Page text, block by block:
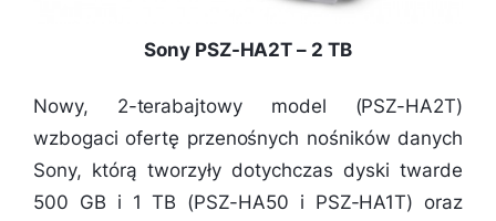
Sony PSZ-HA2T – 2 TB
Nowy, 2-terabajtowy model (PSZ-HA2T)
wzbogaci ofertę przenośnych nośników danych
Sony, którą tworzyły dotychczas dyski twarde
500 GB i 1 TB (PSZ-HA50 i PSZ-HA1T) oraz